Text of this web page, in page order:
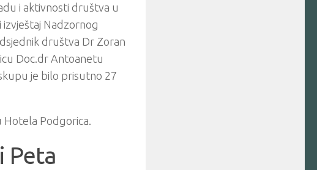
i aktivnosti društva u
izvještaj Nadzornog
društva Dr Zoran
Doc.dr Antoanetu
je bilo prisutno 27
Hotela Podgorica.
Peta